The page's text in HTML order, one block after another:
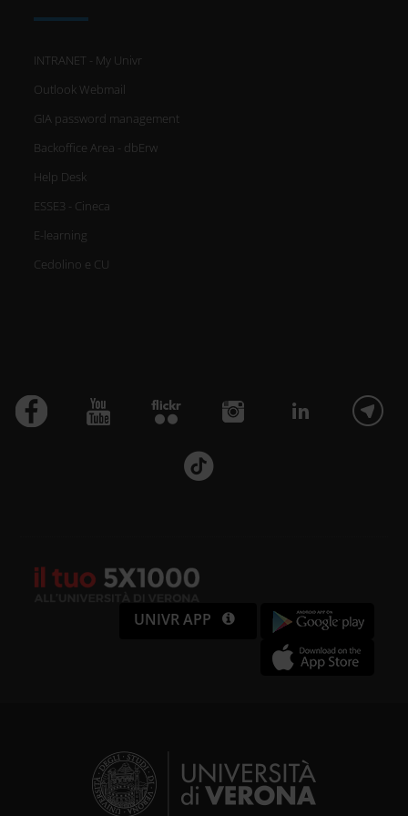
INTRANET - My Univr
Outlook Webmail
GIA password management
Backoffice Area - dbErw
Help Desk
ESSE3 - Cineca
E-learning
Cedolino e CU
UNIVR APP